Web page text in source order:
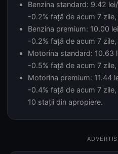
Benzina standard: 9.42
-0.2% față de acum 7
Benzina premium: 10.00
-0.2% față de acum 7
Motorina standard: 10.63
-0.5% față de acum 7
Motorina premium: 11.44
-0.4% față de acum 7
10 stații din apropiere.